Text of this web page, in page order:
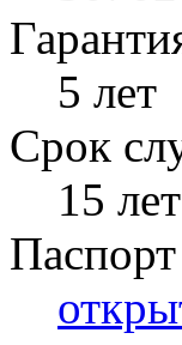
5 лет
Срок
15 лет